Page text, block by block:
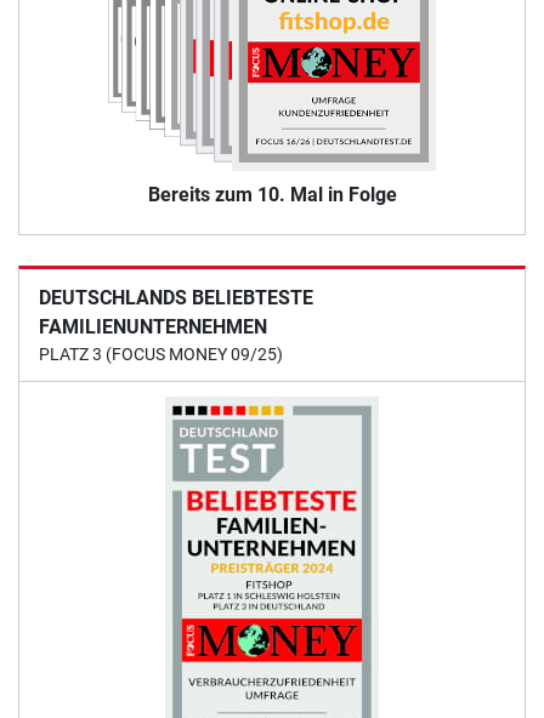
Bereits zum 10. Mal in Folge
DEUTSCHLANDS BELIEBTESTE
FAMILIENUNTERNEHMEN
PLATZ 3 (FOCUS MONEY 09/25)